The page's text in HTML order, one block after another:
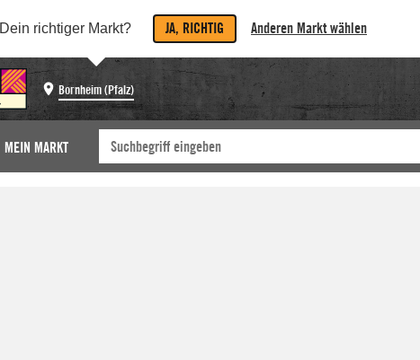
Dein richtiger Markt? JA, RICHTIG Anderen Markt wählen
Bornheim (Pfalz)
MEIN MARKT